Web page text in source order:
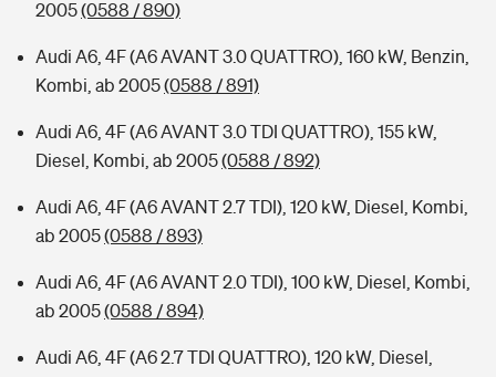
2005(0588 / 890)
Audi A6, 4F (A6 AVANT 3.0 QUATTRO), 160 kW, Benzin,
Kombi, ab 2005(0588 / 891)
Audi A6, 4F (A6 AVANT 3.0 TDI QUATTRO), 155 kW,
Diesel, Kombi, ab 2005(0588 / 892)
Audi A6, 4F (A6 AVANT 2.7 TDI), 120 kW, Diesel, Kombi,
ab 2005(0588 / 893)
Audi A6, 4F (A6 AVANT 2.0 TDI), 100 kW, Diesel, Kombi,
ab 2005(0588 / 894)
Audi A6, 4F (A6 2.7 TDI QUATTRO), 120 kW, Diesel,